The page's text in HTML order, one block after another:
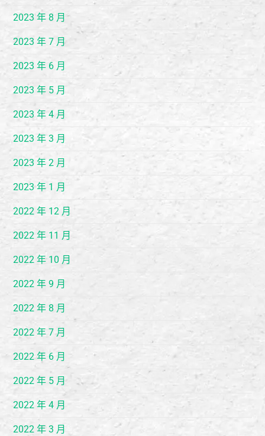
2023 年 8 月
2023 年 7 月
2023 年 6 月
2023 年 5 月
2023 年 4 月
2023 年 3 月
2023 年 2 月
2023 年 1 月
2022 年 12 月
2022 年 11 月
2022 年 10 月
2022 年 9 月
2022 年 8 月
2022 年 7 月
2022 年 6 月
2022 年 5 月
2022 年 4 月
2022 年 3 月